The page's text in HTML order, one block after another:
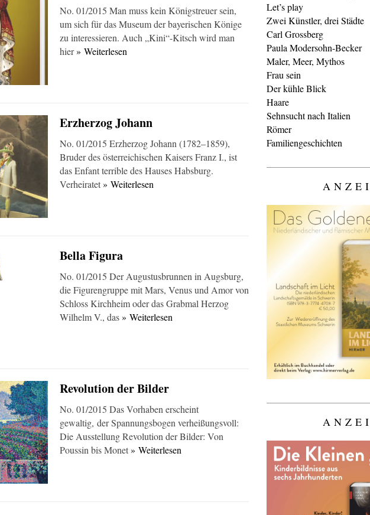
No. 01/2015 Man muss kein Königstreuer sein,
um sich für das Museum der bayerischen Könige
zu interessieren. Auch „Kini“-Kitsch wird man
hier» Weiterlesen
Erzherzog Johann
No. 01/2015 Erzherzog Johann (1782–1859),
Bruder des österreichischen Kaisers Franz I., ist
das Enfant terrible des Hauses Habsburg.
Verheiratet» Weiterlesen
Bella Figura
No. 01/2015 Der Augustusbrunnen in Augsburg,
die Figurengruppe mit Mars, Venus und Amor von
Schloss Kirchheim oder das Grabmal Herzog
Wilhelm V., das» Weiterlesen
Revolution der Bilder
No. 01/2015 Das Vorhaben erscheint
gewaltig, der Spannungsbogen verheißungsvoll:
Die Ausstellung Revolution der Bilder: Von
Poussin bis Monet» Weiterlesen
Let’s play
Zwei Künstler, drei Städte
Carl Grossberg
Paula Modersohn-Becker
Maler, Meer, Mythos
Frau sein
Der kühle Blick
Haare
Sehnsucht nach Italien
Römer
Familiengeschichten